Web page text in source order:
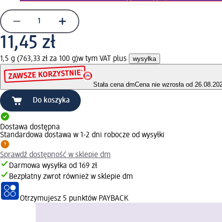
11,45 zł
1,5 g (763,33 zł za 100 g)w tym VAT plus wysyłka
Stała cena dmCena nie wzrosła od
Do koszyka
Dostawa dostępna
Standardowa dostawa w 1-2 dni robocze od wysyłki
Sprawdź dostępność w sklepie dm
Darmowa wysyłka od 169 zł
Bezpłatny zwrot również w sklepie dm
Otrzymujesz 5 punktów PAYBACK